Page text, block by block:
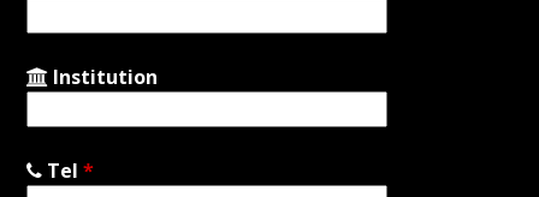
Institution
Tel*